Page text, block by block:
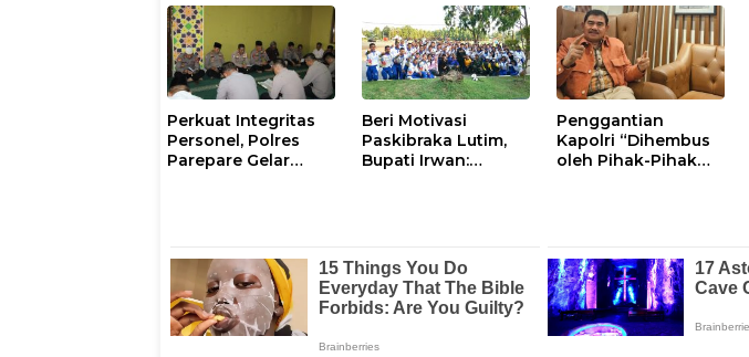
Pagi
Luwu Timur
Perkuat Integritas
Personel, Polres
Parepare Gelar
Beri Motivasi
Paskibraka Lutim,
Bupati Irwan:
Penggantian
Kapolri “Dihembus
oleh Pihak-Pihak